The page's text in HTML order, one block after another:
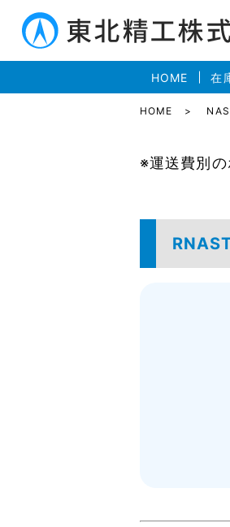
HOME 在
HOME
※運送費別の